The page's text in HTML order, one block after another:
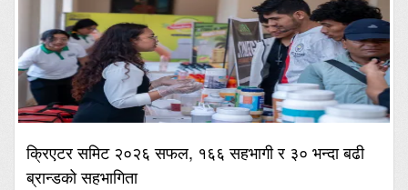
क्रिएटर समिट २०२६ सफल, १६६ सहभागी र ३० भन्दा बढी
ब्रान्डको सहभागिता